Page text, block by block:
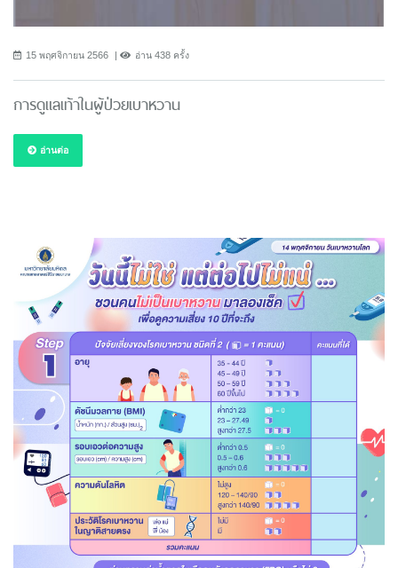
15 พฤศจิกายน 2566 อ่าน 438 ครั้ง
การดูแลเท้าในผู้ป่วยเบาหวาน
อ่านต่อ